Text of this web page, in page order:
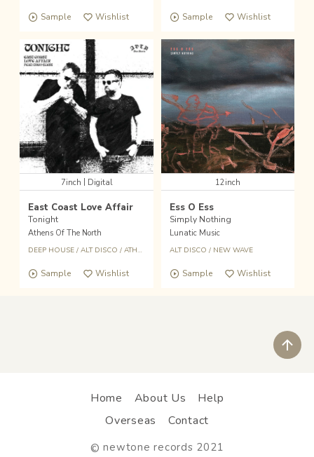
Sample Wishlist Sample Wishlist
7inch | Digital
East Coast Love Affair
Tonight
Athens Of The North
DEEP HOUSE/ ALT DISCO / ATHENS OF THE NORTH
Sample Wishlist
12inch
Ess O Ess
Simply Nothing
Lunatic Music
ALT DISCO / NEW WAVE
Sample Wishlist
Home About Us
Help
Overseas
Contact
© newtone records 2021